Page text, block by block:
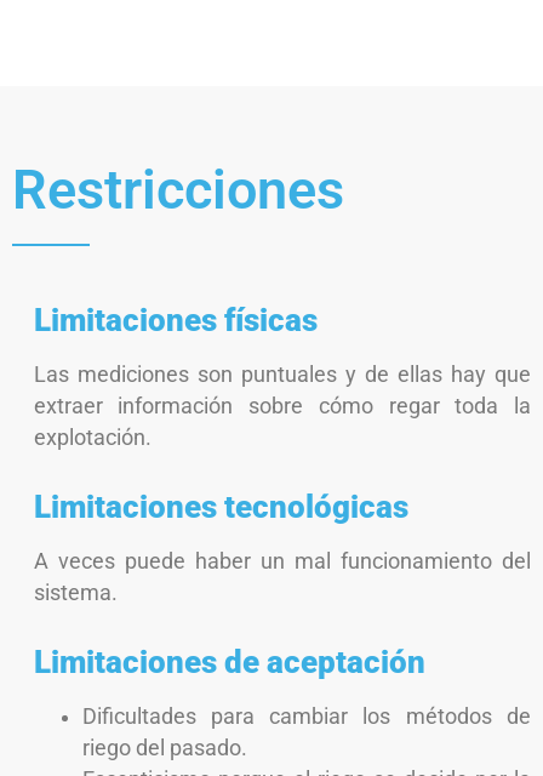
Restricciones
Limitaciones físicas
Las mediciones son puntuales y de ellas hay que
extraer información sobre cómo regar toda la
explotación.
Limitaciones tecnológicas
A veces puede haber un mal funcionamiento del
sistema.
Limitaciones de aceptación
Dificultades para cambiar los métodos de
riego del pasado.